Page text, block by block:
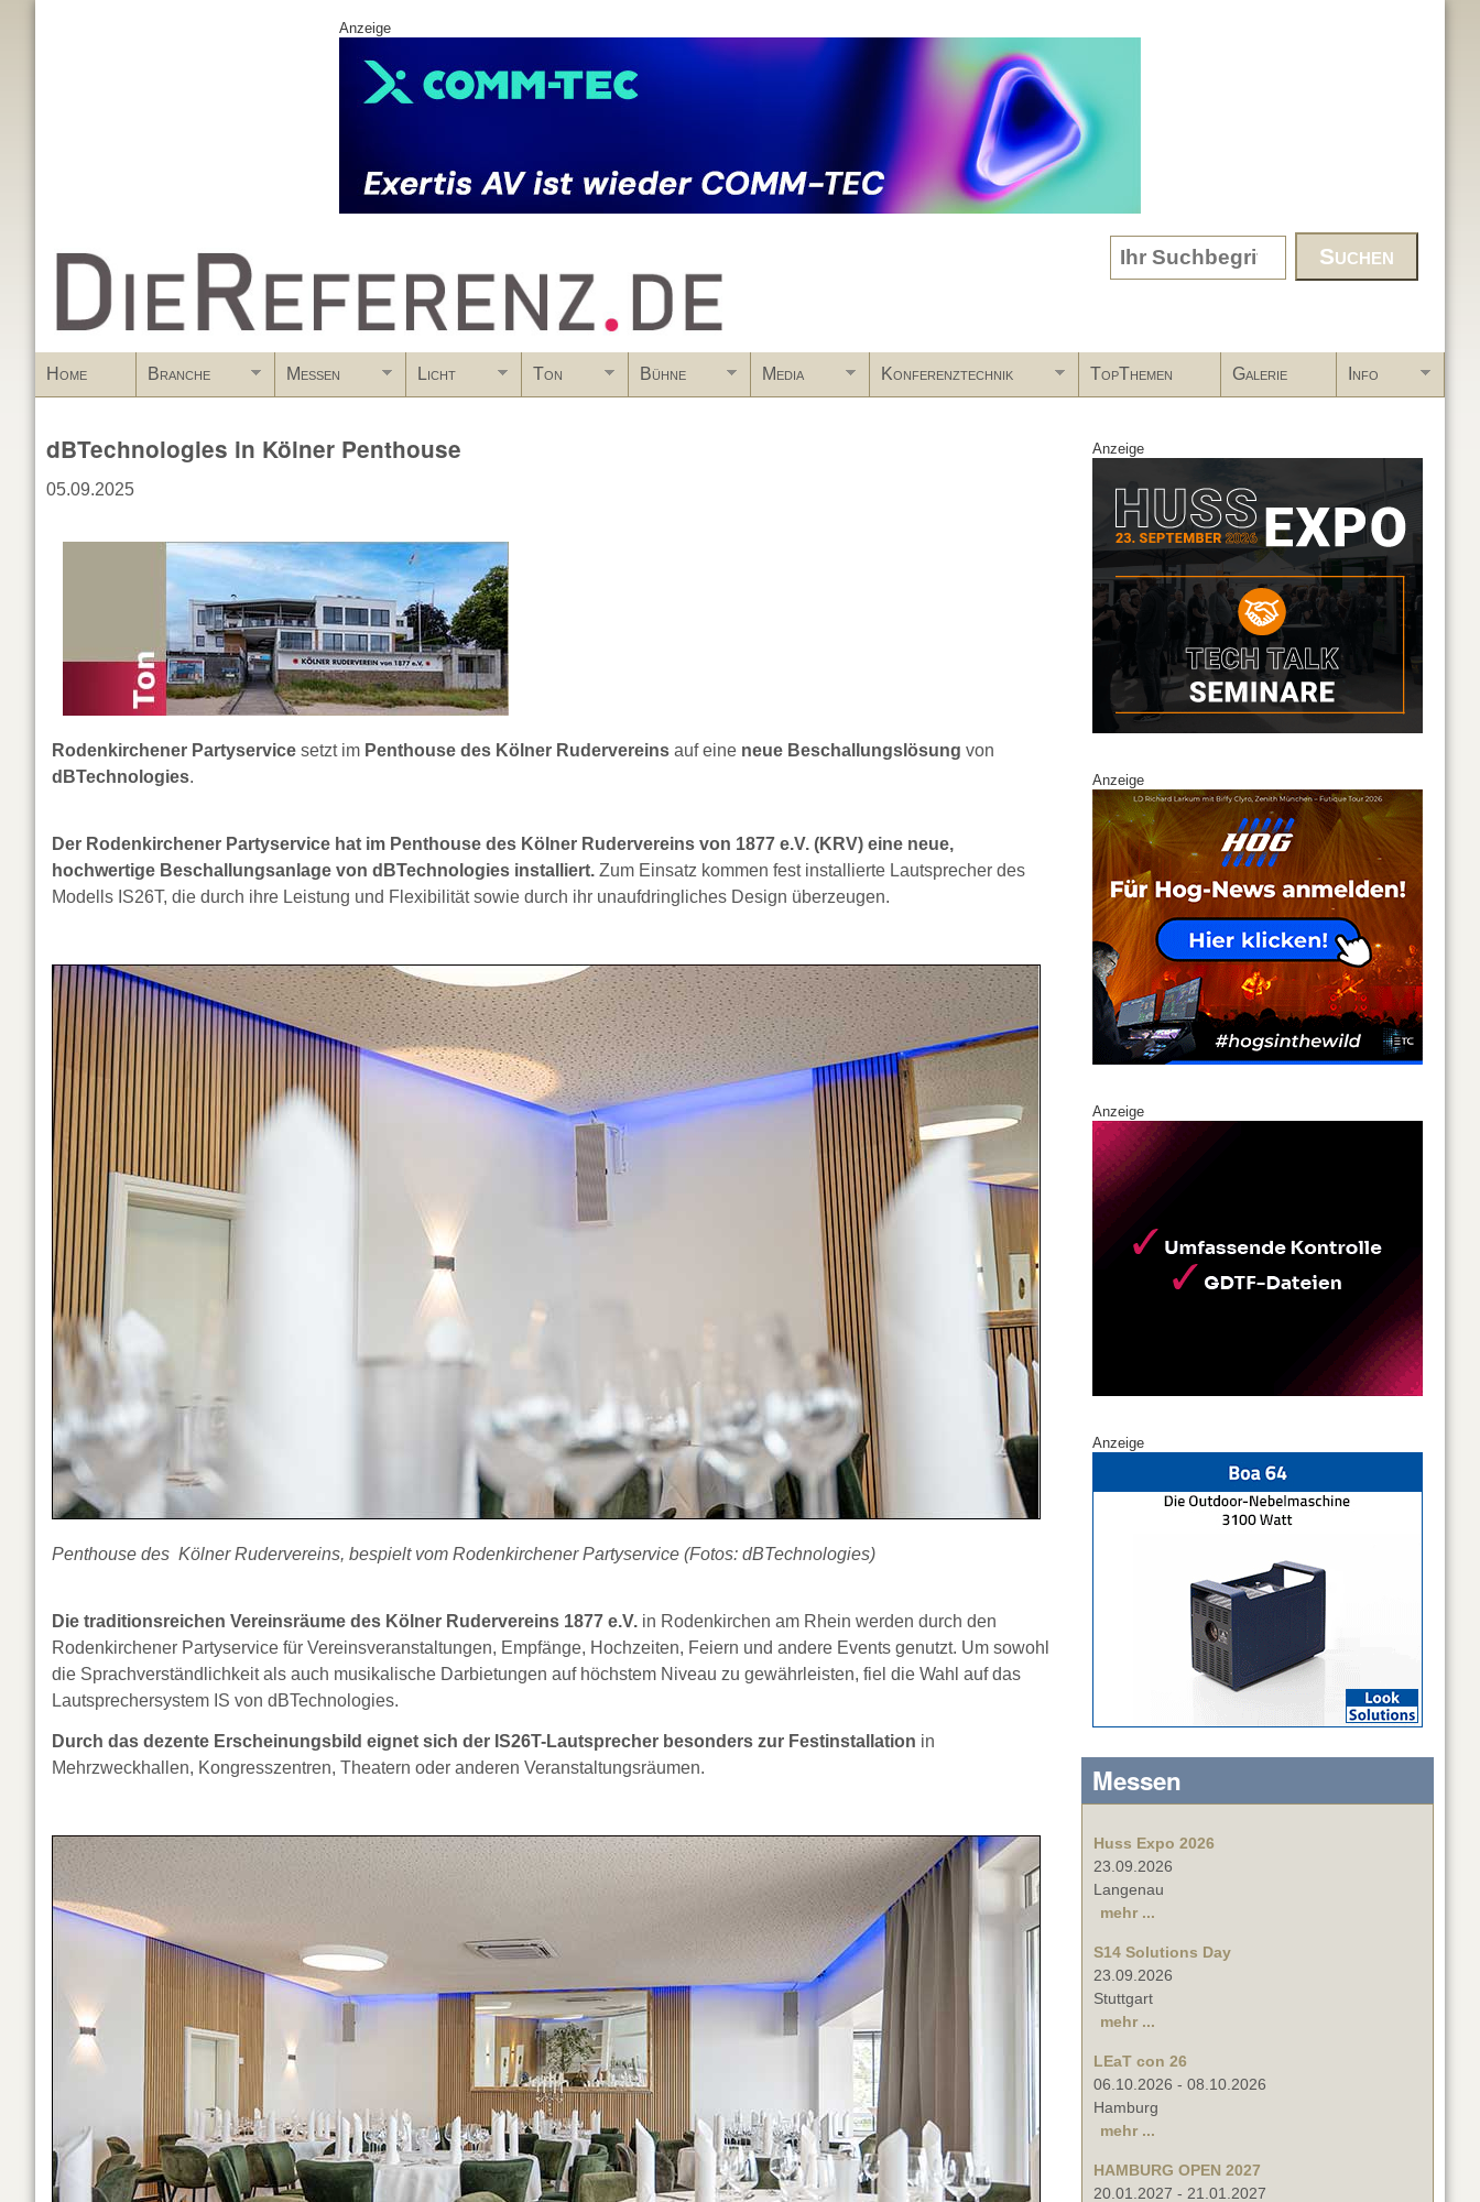
Anzeige
www.DieReferenz.de Search form
Home Branche Messen Licht Ton Bühne Media Konferenztechnik TopThemen Galerie Info
dBTechnologies in Kölner Penthouse
05.09.2025
Rodenkirchener Partyservice setzt im Penthouse des Kölner Rudervereins auf eine neue Beschallungslösung von
dBTechnologies.
Der Rodenkirchener Partyservice hat im Penthouse des Kölner Rudervereins von 1877 e.V. (KRV) eine neue,
hochwertige Beschallungsanlage von dBTechnologies installiert. Zum Einsatz kommen fest installierte Lautsprecher des
Modells IS26T, die durch ihre Leistung und Flexibilität sowie durch ihr unaufdringliches Design überzeugen.
Penthouse des Kölner Rudervereins, bespielt vom Rodenkirchener Partyservice (Fotos: dBTechnologies)
Die traditionsreichen Vereinsräume des Kölner Rudervereins 1877 e.V. in Rodenkirchen am Rhein werden durch den
Rodenkirchener Partyservice für Vereinsveranstaltungen, Empfänge, Hochzeiten, Feiern und andere Events genutzt. Um sowohl
die Sprachverständlichkeit als auch musikalische Darbietungen auf höchstem Niveau zu gewährleisten, fiel die Wahl auf das
Lautsprechersystem IS von dBTechnologies.
Durch das dezente Erscheinungsbild eignet sich der IS26T-Lautsprecher besonders zur Festinstallation in
Mehrzweckhallen, Kongresszentren, Theatern oder anderen Veranstaltungsräumen.
Anzeige
Anzeige
Anzeige
Anzeige
Messen
Huss Expo 2026
23.09.2026
Langenau
mehr ...
S14 Solutions Day
23.09.2026
Stuttgart
mehr ...
LEaT con 26
06.10.2026 - 08.10.2026
Hamburg
mehr ...
HAMBURG OPEN 2027
20.01.2027 - 21.01.2027